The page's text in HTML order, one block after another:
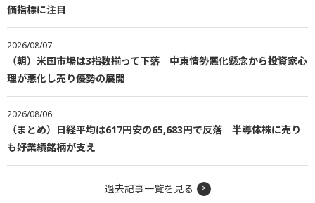
価指標に注目
2026/08/07
（朝）米国市場は3指数揃って下落 中東情勢悪化懸念から投資家心
理が悪化し売り優勢の展開
2026/08/06
（まとめ）日経平均は617円安の65,683円で反落 半導体株に売り
も好業績銘柄が支え
過去記事一覧を見る